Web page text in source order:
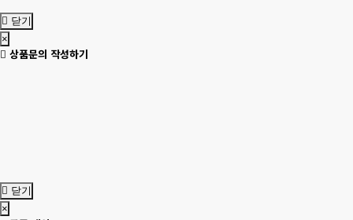
닫기
×
상품문의 작성하기
닫기
×